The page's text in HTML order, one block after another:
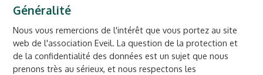
Généralité
Nous vous remercions de l'intérêt que vous portez au site
web de l'association Eveil. La question de la protection et
de la confidentialité des données est un sujet que nous
prenons très au sérieux, et nous respectons les